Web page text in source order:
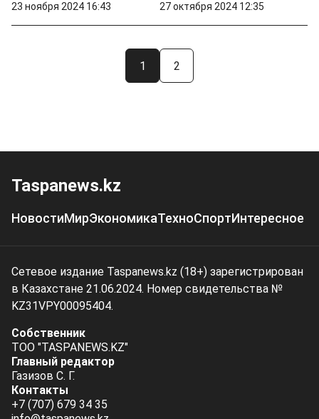
23 ноября 2024 16:43 27 октября 2024 12:35
1 2
Taspanews.kz
НовостиМирЭкономикаТехноСпортИнтересное
Сетевое издание Taspanews.kz (18+) зарегистрирован
в Казахстане 21.06.2024. Номер свидетельства №
KZ31VPY00095404.
Собственник
ТОО "TASPANEWS.KZ"
Главный редактор
Газизов С. Г.
Контакты
+7 (707) 679 34 35